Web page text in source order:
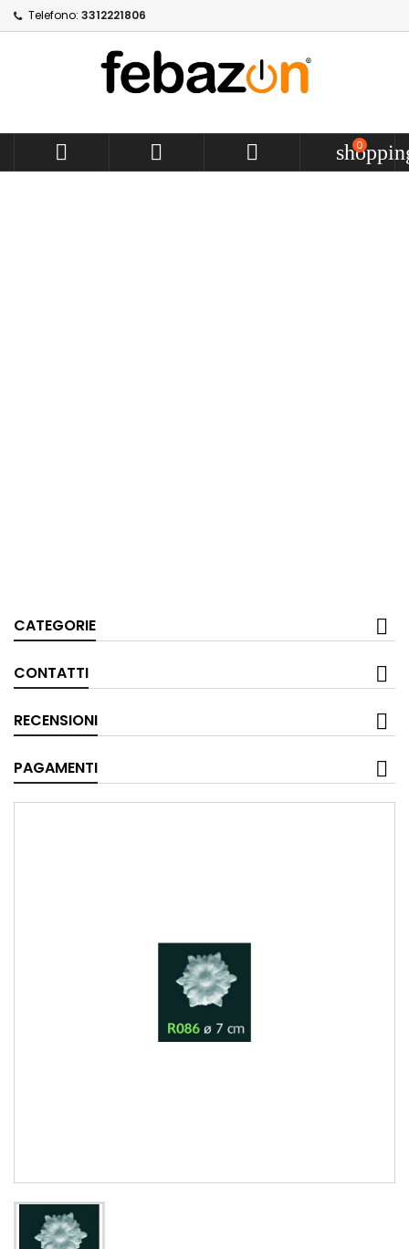
Telefono: 3312221806
   0
CATEGORIE
CONTATTI
RECENSIONI
PAGAMENTI